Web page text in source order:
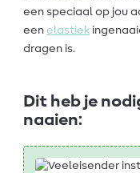
een speciaal op jou
een elastiek
dragen is.
Dit heb je
naaien: